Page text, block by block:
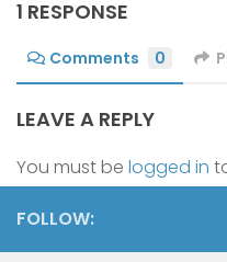
1 RESPONSE
Comments 0
LEAVE A REPLY
You must be logged in
FOLLOW: